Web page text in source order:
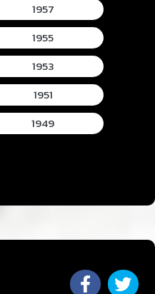
1957
1955
1953
1951
1949